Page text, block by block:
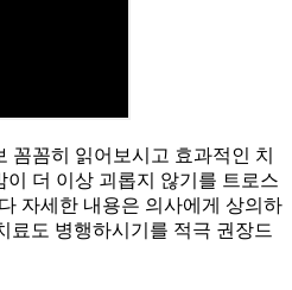
꼼히 읽어보시고 효과적인 치
이 더 이상 괴롭지 않기를 트로스
자세한 내용은 의사에게 상의하
료도 병행하시기를 적극 권장드